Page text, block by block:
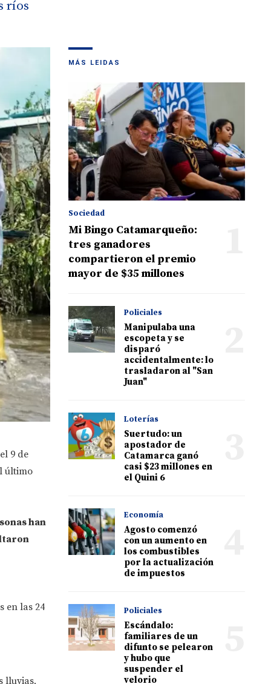
ríos
9 de
último
han
en las 24
lluvias,
MÁS LEIDAS
Sociedad
Mi Bingo Catamarqueño:
tres ganadores
compartieron el premio
mayor de $35 millones
Policiales
Manipulaba una
escopeta y se
disparó
accidentalmente: lo
trasladaron al "San
Juan"
Loterías
Suertudo: un
apostador de
Catamarca ganó
casi $23 millones en
el Quini 6
Economía
Agosto comenzó
con un aumento en
los combustibles
por la actualización
de impuestos
Policiales
Escándalo:
familiares de un
difunto se pelearon
y hubo que
suspender el
velorio